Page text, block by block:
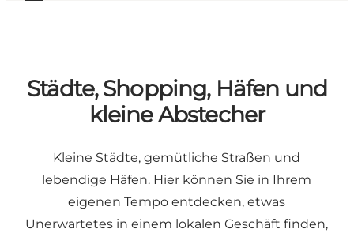
Städte, Shopping, Häfen und
kleine Abstecher
Kleine Städte, gemütliche Straßen und
lebendige Häfen. Hier können Sie in Ihrem
eigenen Tempo entdecken, etwas
Unerwartetes in einem lokalen Geschäft finden,